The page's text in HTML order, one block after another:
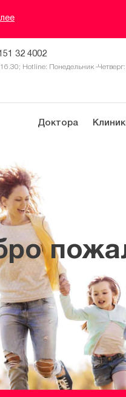
32 4002
Hotline: Понедельник -
Доктора